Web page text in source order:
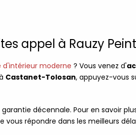
appel à Rauzy
d'intérieur moderne ? Vous venez d'
Castanet-Tolosan, appuyez-vous
décennale. Pour en savoir
vous répondre dans les meilleurs